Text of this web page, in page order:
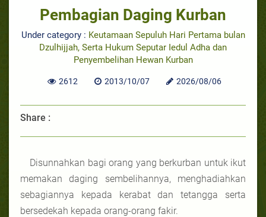
Pembagian Daging Kurban
Under category : Keutamaan Sepuluh Hari Pertama bulan
Dzulhijjah, Serta Hukum Seputar Iedul Adha dan
Penyembelihan Hewan Kurban
2612 2013/10/07 2026/08/06
Share :
Disunnahkan bagi orang yang berkurban untuk ikut
memakan daging sembelihannya, menghadiahkan
sebagiannya kepada kerabat dan tetangga serta
bersedekah kepada orang-orang fakir.